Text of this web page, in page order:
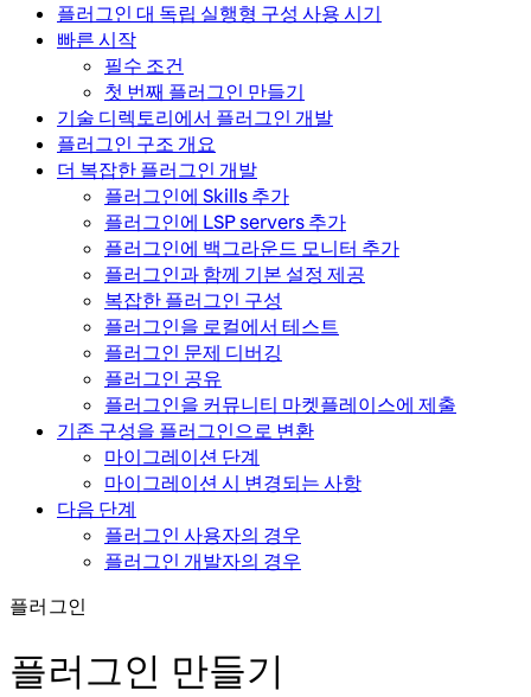
플러그인 대 독립 실행형 구성 사용 시기
빠른 시작
필수 조건
첫 번째 플러그인 만들기
기술 디렉토리에서 플러그인 개발
플러그인 구조 개요
더 복잡한 플러그인 개발
플러그인에 Skills 추가
플러그인에 LSP servers 추가
플러그인에 백그라운드 모니터 추가
플러그인과 함께 기본 설정 제공
복잡한 플러그인 구성
플러그인을 로컬에서 테스트
플러그인 문제 디버깅
플러그인 공유
플러그인을 커뮤니티 마켓플레이스에 제출
기존 구성을 플러그인으로 변환
마이그레이션 단계
마이그레이션 시 변경되는 사항
다음 단계
플러그인 사용자의 경우
플러그인 개발자의 경우
플러그인
플러그인 만들기